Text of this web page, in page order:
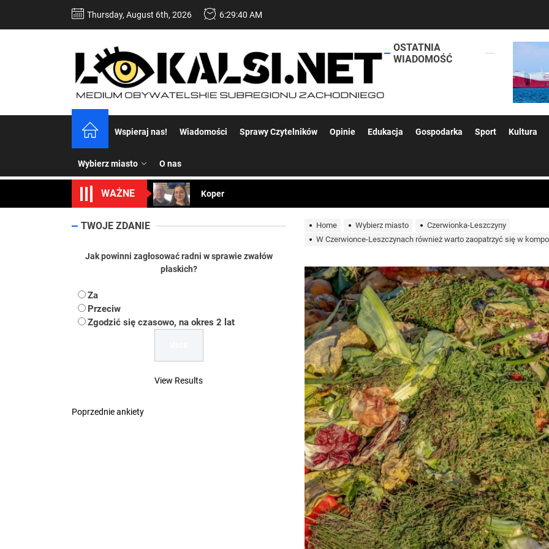
Thursday, August 6th, 2026 6:29:41 AM
lokalsi.net
OSTATNIA
WIADOMOŚĆ
Wspieraj nas! Wiadomości Sprawy Czytelników Opinie Edukacja Gospodarka Sport Kultura
Wybierz miasto O nas
WAŻNE
Koper – część 2.
Uwaga Dębieńsko – woda nieprzydatna do spożycia!!!
Ilu mieszkańców ma Rybnik?
Dość komentowania kolejnych afer w ochronie zdrowia — czas zacząć mówić o
Uwaga Dębieńsko – woda nieprzydatna do spożycia!!!
Ilu mieszkańców ma Rybnik?
Dość komentowania kolejnych afer w ochronie zdrowia — czas zacząć mówić o
Home Wybierz miasto
Czerwionka-Leszczyny
W Czerwionce-Leszczynach również warto zaopatrzyć się w
TWOJE ZDANIE
Jak powinni zagłosować radni w sprawie zwałów
płaskich?
Za
Przeciw
Zgodzić się czasowo, na okres 2 lat
View Results
Poprzednie ankiety